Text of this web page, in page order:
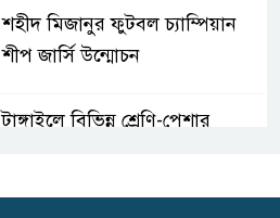
শহীদ মিজানুর ফুটবল চ্যাম্পিয়ান
শীপ জার্সি উন্মোচন
টাঙ্গাইলে বিভিন্ন শ্রেণি-পেশার